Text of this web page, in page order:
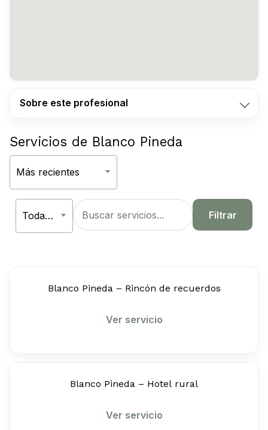
Sobre este profesional
Servicios de Blanco Pineda
por
Más recientes
Aplicar
Todas las categorías Filtrar
Blanco Pineda – Rincón de recuerdos
Ver servicio
Blanco Pineda – Hotel rural
Ver servicio